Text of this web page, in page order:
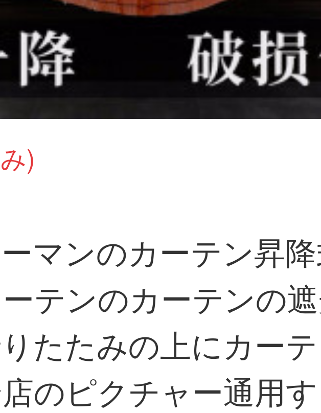
)
マンのカーテン昇
テンのカーテンの
たたみの上にカー
のピクチャー通用